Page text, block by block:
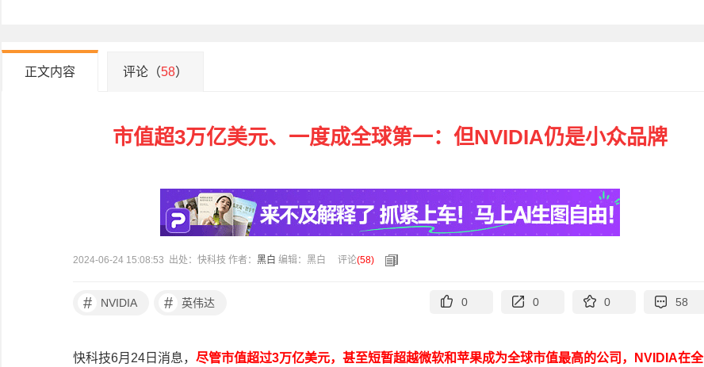
正文内容 评论（58）
市值超3万亿美元、一度成全球第一：但NVIDIA仍是小众品牌
2024-06-24 15:08:53 出处：快科技 作者： 黑白 编辑：黑白 评论(58)
# NVIDIA # 英伟达 0 0 0 58
快科技6月24日消息， 尽管市值超过3万亿美元，甚至短暂超越微软和苹果成为全球市值最高的公司，NVIDIA在全